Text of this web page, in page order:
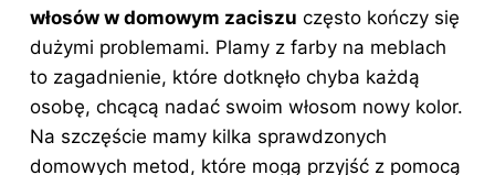
e
b
o
o
e
st
e
dI
n
o
p
di
t
bl
r
włosów w domowym zaciszu często kończy się
dużymi problemami. Plamy z farby na meblach
to zagadnienie, które dotknęło chyba każdą
osobę, chcącą nadać swoim włosom nowy kolor.
Na szczęście mamy kilka sprawdzonych
domowych metod, które mogą przyjść z pomocą